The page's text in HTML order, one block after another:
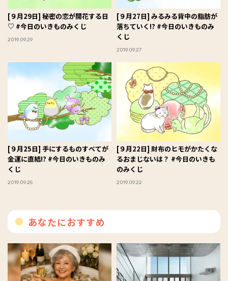
[９月29日] 秘密の恋が開花する日
♡ #今日のいきものみくじ
2019.09.29
[９月27日] みるみる背中の脂肪が
落ちていく!? #今日のいきものみ
くじ
2019.09.27
[９月25日] 手にするものすべてが
金運に直結!? #今日のいきものみ
くじ
2019.09.25
[９月22日] 財布のヒモがかたくな
るおまじないは？ #今日のいきも
のみくじ
2019.09.22
あなたにおすすめ